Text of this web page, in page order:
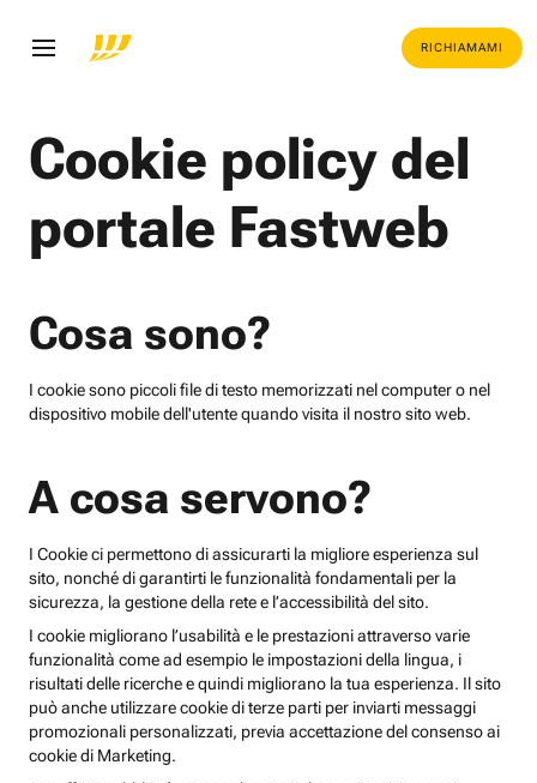
RICHIAMAMI
Cookie policy del
portale Fastweb
Cosa sono?
I cookie sono piccoli file di testo memorizzati nel computer o nel
dispositivo mobile dell'utente quando visita il nostro sito web.
A cosa servono?
I Cookie ci permettono di assicurarti la migliore esperienza sul
sito, nonché di garantirti le funzionalità fondamentali per la
sicurezza, la gestione della rete e l’accessibilità del sito.
I cookie migliorano l’usabilità e le prestazioni attraverso varie
funzionalità come ad esempio le impostazioni della lingua, i
risultati delle ricerche e quindi migliorano la tua esperienza. Il sito
può anche utilizzare cookie di terze parti per inviarti messaggi
promozionali personalizzati, previa accettazione del consenso ai
cookie di Marketing.